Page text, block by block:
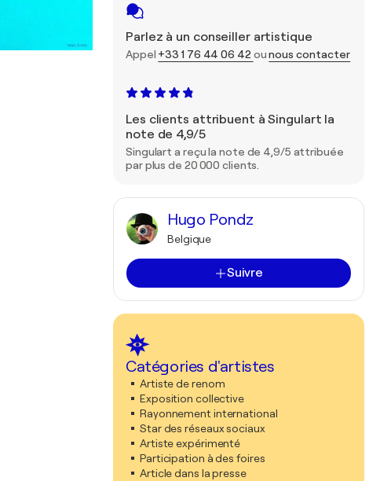
Parlez à un conseiller artistique
Appel +33 1 76 44 06 42 ounous contacter
Les clients attribuent à Singulart la
note de 4,9/5
Singulart a reçu la note de 4,9/5 attribuée
par plus de 20 000 clients.
Hugo Pondz
Belgique
Suivre
Catégories d'artistes
Artiste de renom
Exposition collective
Rayonnement international
Star des réseaux sociaux
Artiste expérimenté
Participation à des foires
Article dans la presse